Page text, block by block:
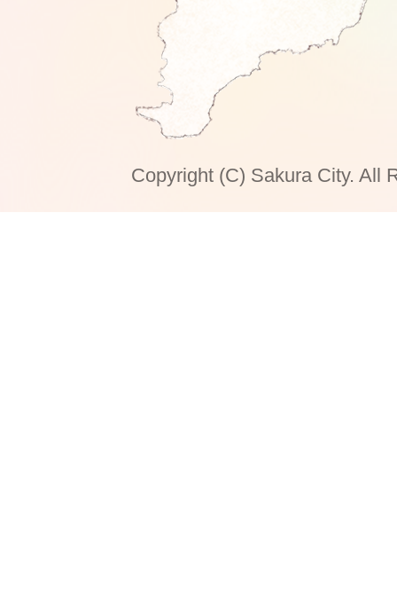
Copyright (C) Sakura City. All